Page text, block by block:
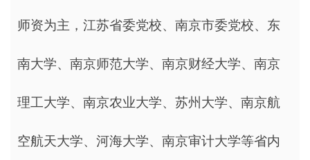
师资为主，江苏省委党校、南京市委党校、东
南大学、南京师范大学、南京财经大学、南京
理工大学、南京农业大学、苏州大学、南京航
空航天大学、河海大学、南京审计大学等省内